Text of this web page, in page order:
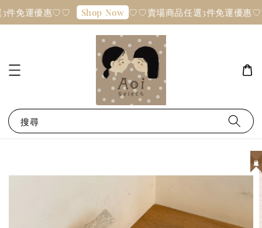
件免運優惠♡♡ Shop Now ♡♡賣場商品任選3件免運優惠
搜尋